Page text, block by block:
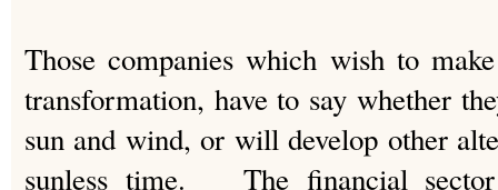
Those companies which wish to
transformation, have to say whether
sun and wind, or will develop other
sunless time. The financial